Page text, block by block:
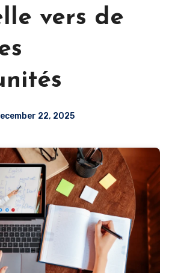
vers de
22, 2025